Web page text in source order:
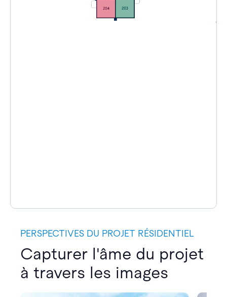
PERSPECTIVES DU PROJET RÉSIDENTIEL
Capturer l'âme du projet
à travers les images